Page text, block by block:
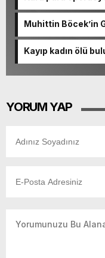
Muhittin Böcek’in
Kayıp kadın ölü
YORUM YAP